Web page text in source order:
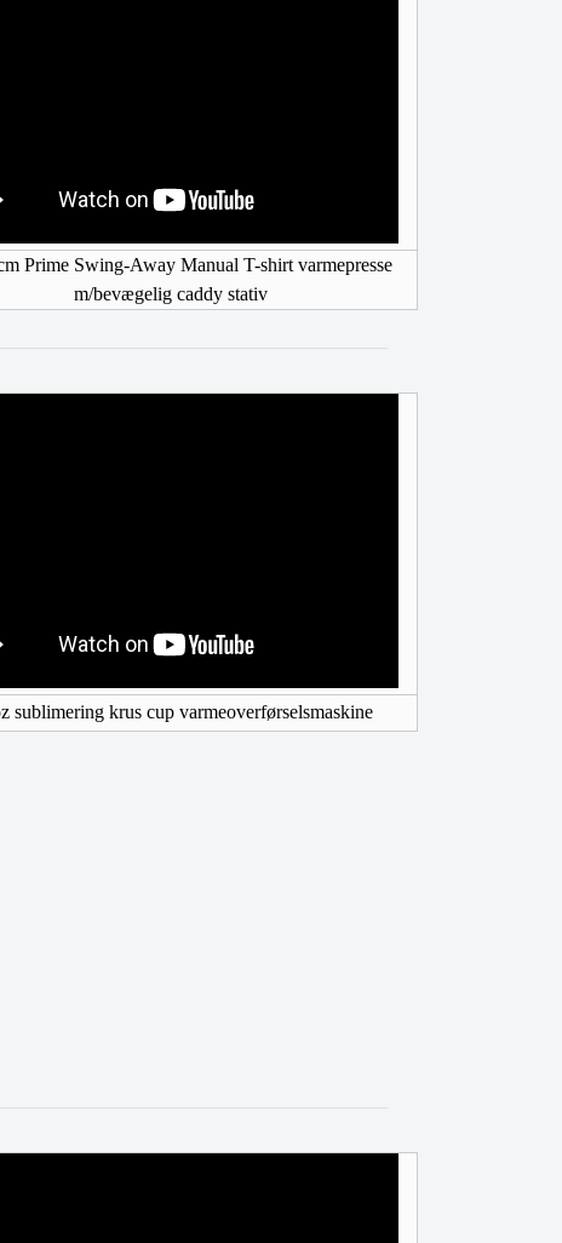
Prime Swing-Away Manual T-shirt varmepresse
m/bevægelig caddy stativ
sublimering krus cup varmeoverførselsmaskine